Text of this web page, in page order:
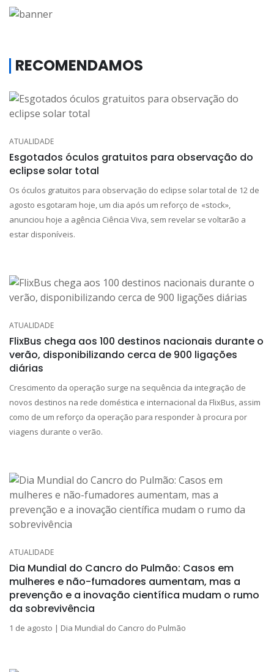
RECOMENDAMOS
ATUALIDADE
Esgotados óculos gratuitos para observação do
eclipse solar total
Os óculos gratuitos para observação do eclipse solar total de 12 de
agosto esgotaram hoje, um dia após um reforço de «stock»,
anunciou hoje a agência Ciência Viva, sem revelar se voltarão a
estar disponíveis.
ATUALIDADE
FlixBus chega aos 100 destinos nacionais durante o
verão, disponibilizando cerca de 900 ligações
diárias
Crescimento da operação surge na sequência da integração de
novos destinos na rede doméstica e internacional da FlixBus, assim
como de um reforço da operação para responder à procura por
viagens durante o verão.
ATUALIDADE
Dia Mundial do Cancro do Pulmão: Casos em
mulheres e não-fumadores aumentam, mas a
prevenção e a inovação científica mudam o rumo
da sobrevivência
1 de agosto | Dia Mundial do Cancro do Pulmão